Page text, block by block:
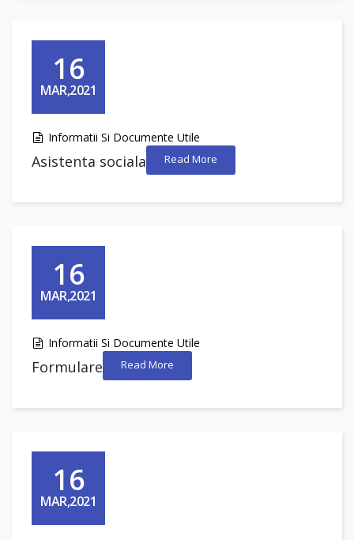
16
MAR,2021
Informatii Si Documente Utile
Asistenta sociala Read More
16
MAR,2021
Informatii Si Documente Utile
Formulare Read More
16
MAR,2021